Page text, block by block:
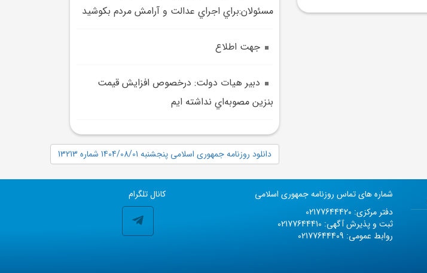
مسئولان:براي اجراي عدالت و آرامش مردم بکوشيد
جهت اطلاع
دبير هيات دولت: درخصوص افزايش قيمت
بنزين مصوبه‌اي نداشته ايم
دانلود روزنامه جمهوری اسلامی پنجشنبه 1404/08/01 شماره 13213
کانال تلگرام
شماره های تماس روزنامه جمهوری اسلامی
دفتر مرکزی: 02177644420
ثبت و پذیرش آگهی: 02177644410
روابط عمومی: 02177644409